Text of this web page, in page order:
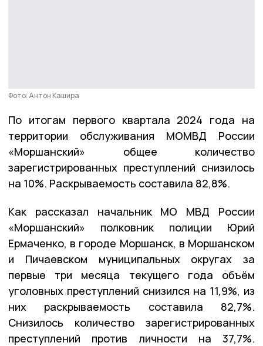
Фото: Антон Кашира
По итогам первого квартала 2024 года на
территории обслуживания МОМВД России
«Моршанский» общее количество
зарегистрированных преступлений снизилось
на 10%. Раскрываемость составила 82,8%.
Как рассказал начальник МО МВД России
«Моршанский» полковник полиции Юрий
Ермаченко, в городе Моршанск, в Моршанском
и Пичаевском муниципальных округах за
первые три месяца текущего года объём
уголовных преступлений снизился на 11,9%, из
них раскрываемость составила 82,7%.
Снизилось количество зарегистрированных
преступлений против личности на 37,7%.